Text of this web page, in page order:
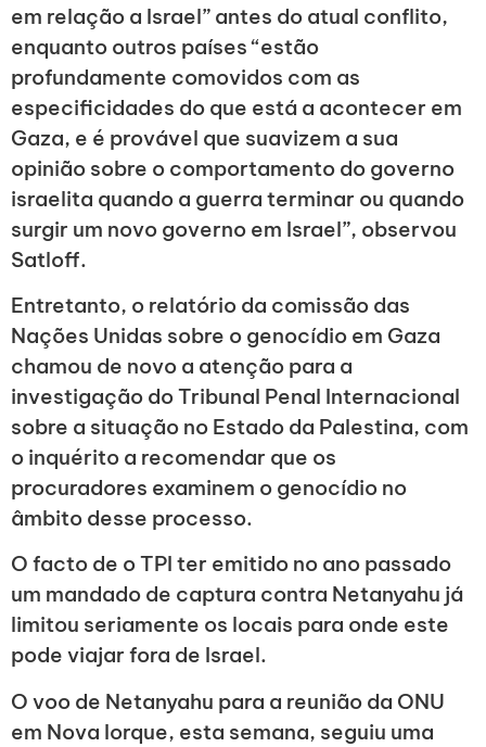
em relação a Israel” antes do atual conflito,
enquanto outros países “estão
profundamente comovidos com as
especificidades do que está a acontecer em
Gaza, e é provável que suavizem a sua
opinião sobre o comportamento do governo
israelita quando a guerra terminar ou quando
surgir um novo governo em Israel”, observou
Satloff.
Entretanto, o relatório da comissão das
Nações Unidas sobre o genocídio em Gaza
chamou de novo a atenção para a
investigação do Tribunal Penal Internacional
sobre a situação no Estado da Palestina, com
o inquérito a recomendar que os
procuradores examinem o genocídio no
âmbito desse processo.
O facto de o TPI ter emitido no ano passado
um mandado de captura contra Netanyahu já
limitou seriamente os locais para onde este
pode viajar fora de Israel.
O voo de Netanyahu para a reunião da ONU
em Nova Iorque, esta semana, seguiu uma